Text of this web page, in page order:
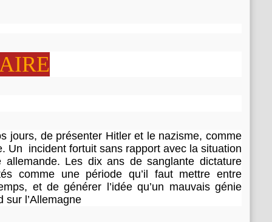
t
d
e
r
a
jours, de présenter Hitler et le nazisme, comme
Un incident fortuit sans rapport avec la situation
allemande. Les dix ans de sanglante dictature
comme une période qu’il faut mettre entre
et de générer l’idée qu’un mauvais génie
sur l’Allemagne